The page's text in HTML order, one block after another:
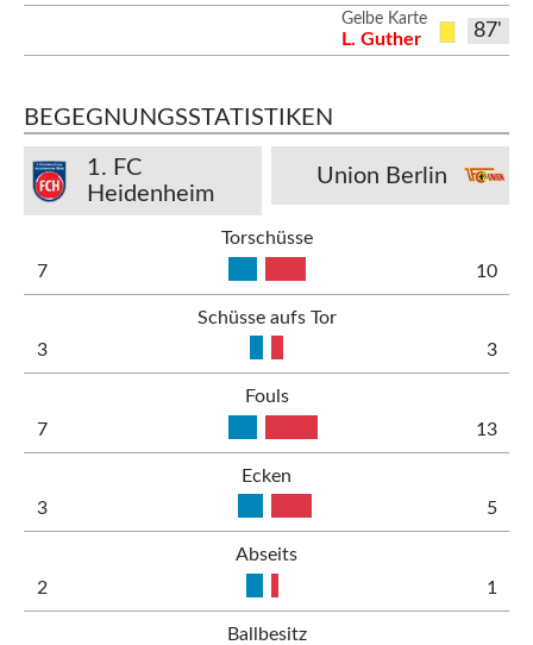
87'
Gelbe Karte
L. Guther
BEGEGNUNGSSTATISTIKEN
1. FC
Heidenheim
Union Berlin
Torschüsse
7
10
Schüsse aufs Tor
3
3
Fouls
7
13
Ecken
3
5
Abseits
2
1
Ballbesitz